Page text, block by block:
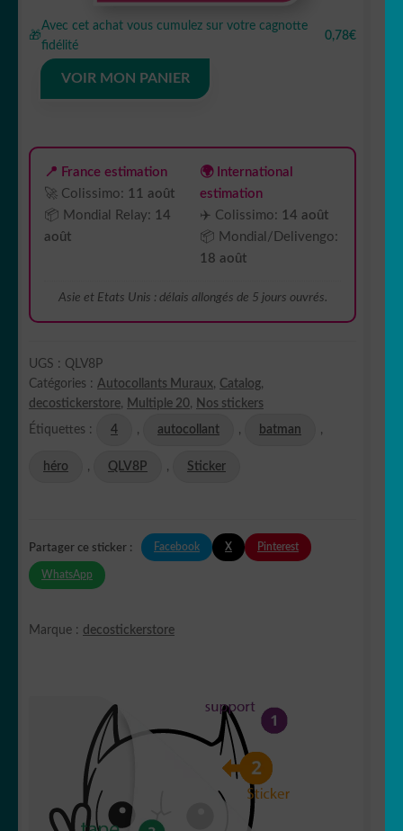
autocollant
Batman
🎁
Avec cet achat vous cumulez sur votre cagnotte
fidélité
0,78€
VOIR MON PANIER
📍 France estimation
🚀 Colissimo: 11 août
📦 Mondial Relay: 14
août
🌍 International
estimation
✈️ Colissimo: 14 août
📦 Mondial/Delivengo:
18 août
Asie et Etats Unis : délais allongés de 5 jours ouvrés.
UGS : QLV8P
Catégories : Autocollants Muraux, Catalog,
decostickerstore, Multiple 20, Nos stickers
Étiquettes : 4 , autocollant , batman ,
héro , QLV8P , Sticker
Partager ce sticker : Facebook X Pinterest
WhatsApp
Marque : decostickerstore